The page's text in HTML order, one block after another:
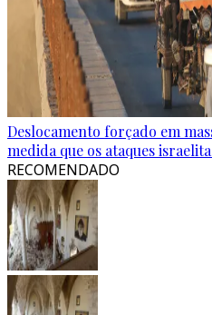
Deslocamento forçado em
medida que os ataques
RECOMENDADO